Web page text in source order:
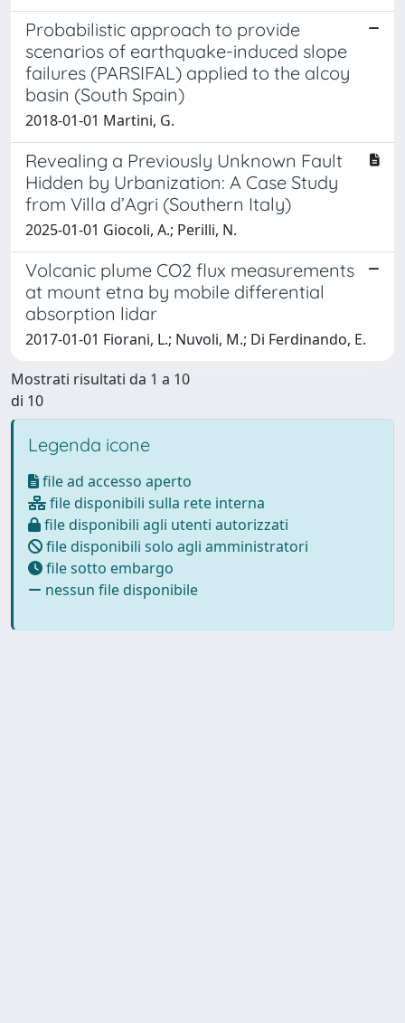
Probabilistic approach to provide
scenarios of earthquake-induced slope
failures (PARSIFAL) applied to the alcoy
basin (South Spain)
2018-01-01 Martini, G.
Revealing a Previously Unknown Fault
Hidden by Urbanization: A Case Study
from Villa d’Agri (Southern Italy)
2025-01-01 Giocoli, A.; Perilli, N.
Volcanic plume CO2 flux measurements
at mount etna by mobile differential
absorption lidar
2017-01-01 Fiorani, L.; Nuvoli, M.; Di Ferdinando, E.
Mostrati risultati da 1 a 10
di 10
Legenda icone
file ad accesso aperto
file disponibili sulla rete interna
file disponibili agli utenti autorizzati
file disponibili solo agli amministratori
file sotto embargo
nessun file disponibile